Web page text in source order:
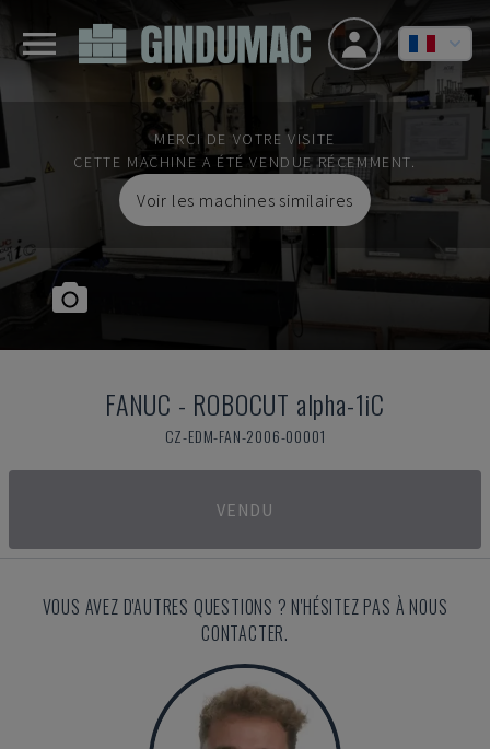
MERCI DE VOTRE VISITE
CETTE MACHINE A ÉTÉ VENDUE RÉCEMMENT.
Voir les machines similaires
FANUC - ROBOCUT alpha-1iC
CZ-EDM-FAN-2006-00001
VENDU
VOUS AVEZ D'AUTRES QUESTIONS ? N'HÉSITEZ PAS À NOUS
CONTACTER.